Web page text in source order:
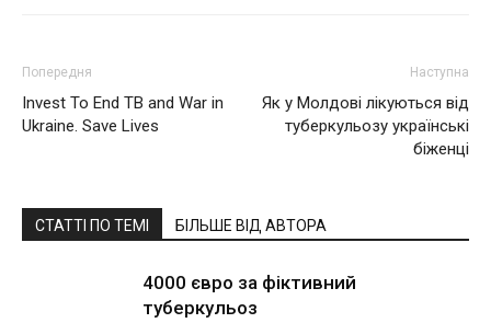
Попередня
Invest To End TB and War in
Ukraine. Save Lives
Наступна
Як у Молдові лікуються від
туберкульозу українські
біженці
СТАТТІ ПО ТЕМІ БІЛЬШЕ ВІД АВТОРА
4000 євро за фіктивний
туберкульоз